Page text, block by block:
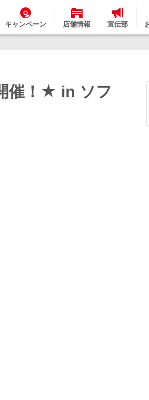
キャンペーン 店舗情報 宣伝部
催！★ in ソフ